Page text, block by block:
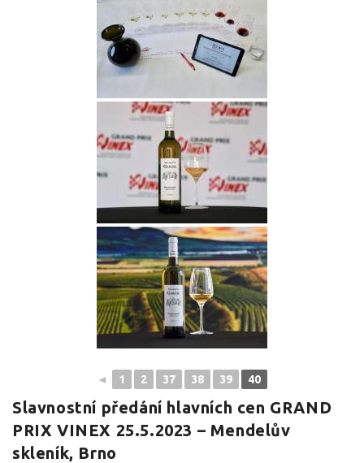
◄ 1 2 37 38 39 40
Slavnostní předání hlavních cen GRAND
PRIX VINEX 25.5.2023 – Mendelův
skleník, Brno